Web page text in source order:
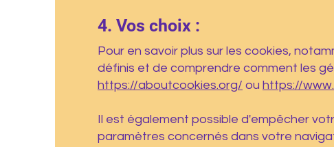
4. Vos choix :
Pour en savoir plus sur les cookies,
définis et de comprendre comment les
https://aboutcookies.org/ ou https://
Il est également possible d'empêcher
paramètres concernés dans votre